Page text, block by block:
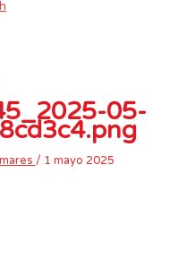
05-
/ 1 mayo 2025